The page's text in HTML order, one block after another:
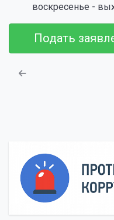
воскресенье -
Подать